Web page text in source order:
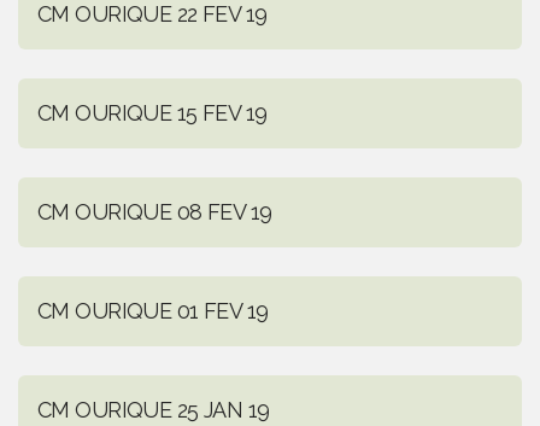
CM OURIQUE 22 FEV 19
CM OURIQUE 15 FEV 19
CM OURIQUE 08 FEV 19
CM OURIQUE 01 FEV 19
CM OURIQUE 25 JAN 19